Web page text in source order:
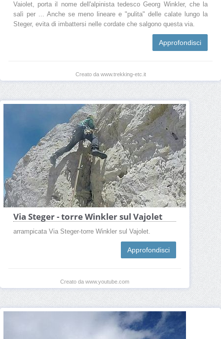
Vaiolet, porta il nome dell'alpinista tedesco Georg Winkler, che la
salì per ... Anche se meno lineare e "pulita" delle calate lungo la
Steger, evita di imbattersi nelle cordate che salgono questa via.
Approfondisci
Creato da www.trekking-etc.it
Via Steger - torre Winkler sul Vajolet
arrampicata Via Steger-torre Winkler sul Vajolet.
Approfondisci
Creato da www.youtube.com